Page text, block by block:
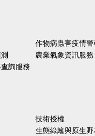
作物病蟲害疫情警
農業氣象資訊服務
詢服務
技術授權
生態綠籬與原生